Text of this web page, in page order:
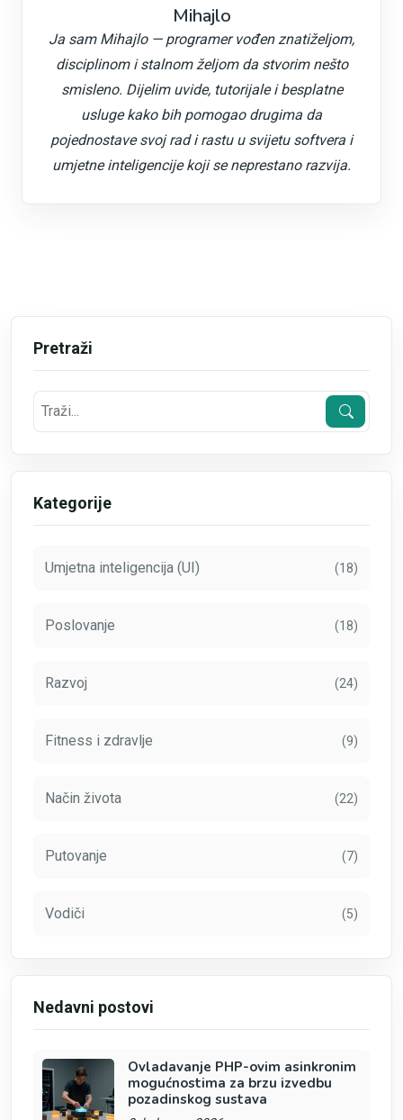
Mihajlo
Ja sam Mihajlo — programer vođen znatiželjom,
disciplinom i stalnom željom da stvorim nešto
smisleno. Dijelim uvide, tutorijale i besplatne
usluge kako bih pomogao drugima da
pojednostave svoj rad i rastu u svijetu softvera i
umjetne inteligencije koji se neprestano razvija.
Pretraži
Kategorije
Umjetna inteligencija (UI) (18)
Poslovanje (18)
Razvoj (24)
Fitness i zdravlje (9)
Način života (22)
Putovanje (7)
Vodiči (5)
Nedavni postovi
Ovladavanje PHP-ovim asinkronim
mogućnostima za brzu izvedbu
pozadinskog sustava